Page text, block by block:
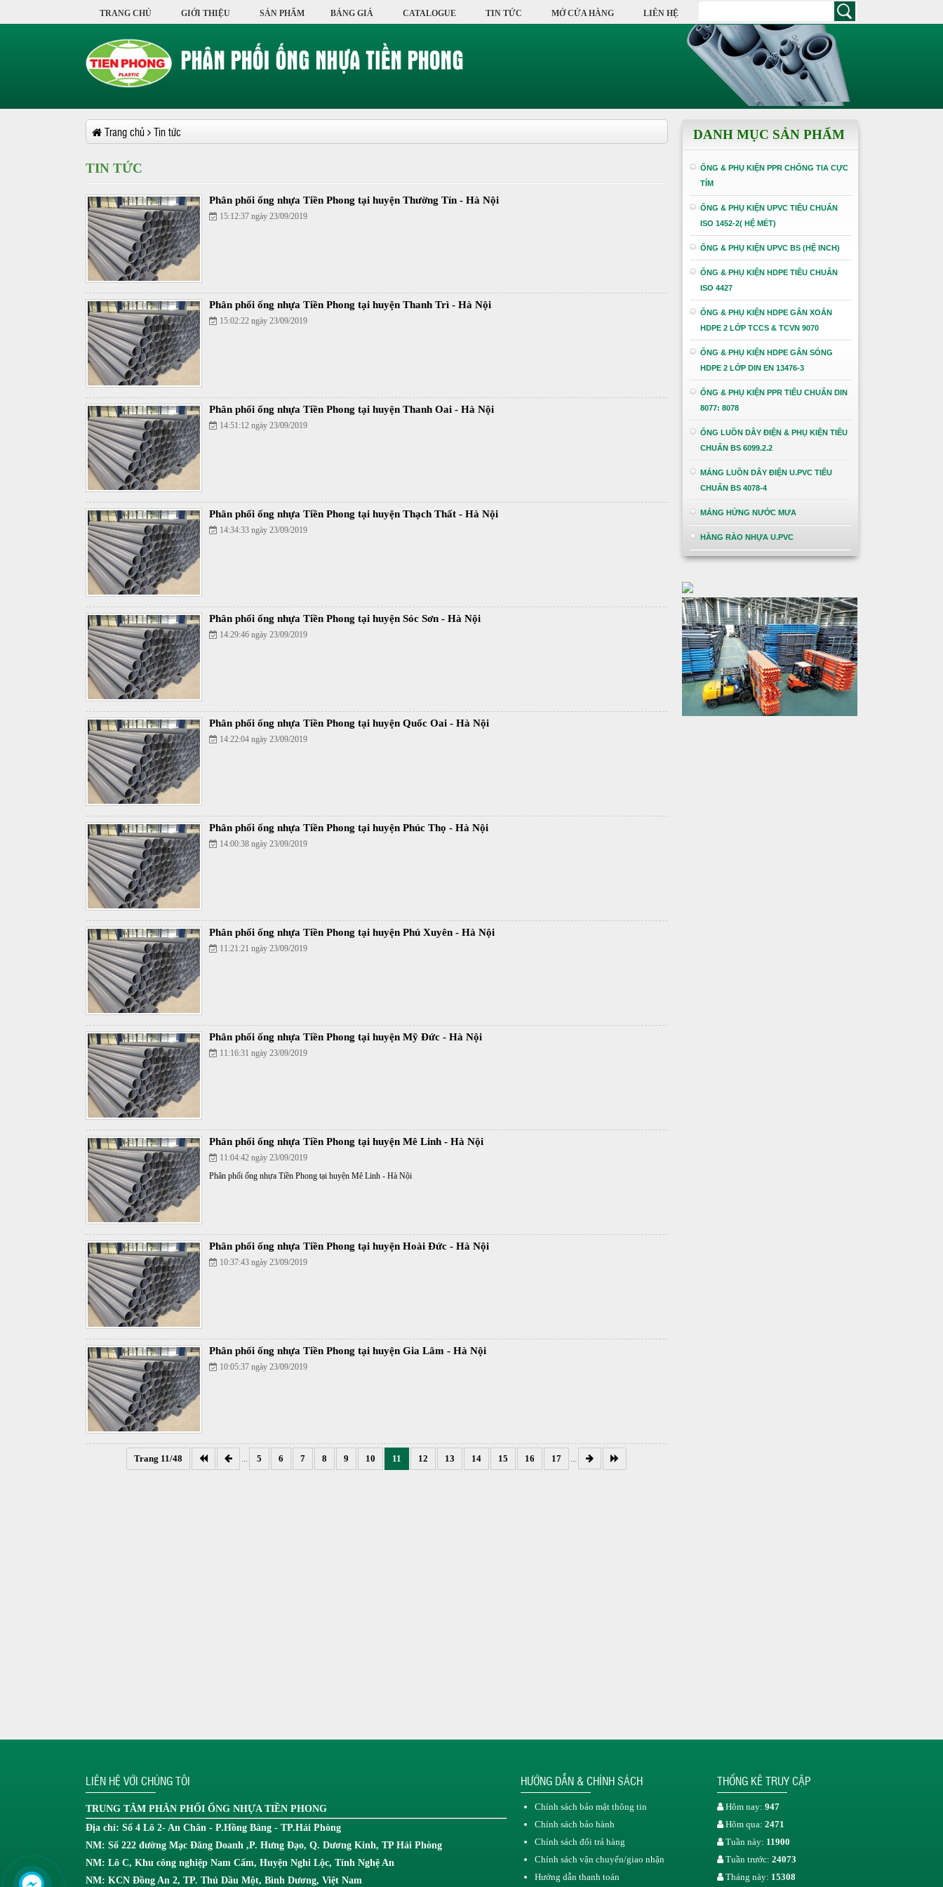
TRANG CHỦ GIỚI THIỆU SẢN PHẨM BẢNG GIÁ CATALOGUE TIN TỨC MỞ CỬA HÀNG LIÊN HỆ
Trang chủ Tin tức
TIN TỨC
Phân phối ống nhựa Tiền Phong tại huyện Thường Tín - Hà Nội
15:12:37 ngày 23/09/2019
Phân phối ống nhựa Tiền Phong tại huyện Thanh Trì - Hà Nội
15:02:22 ngày 23/09/2019
Phân phối ống nhựa Tiền Phong tại huyện Thanh Oai - Hà Nội
14:51:12 ngày 23/09/2019
Phân phối ống nhựa Tiền Phong tại huyện Thạch Thất - Hà Nội
14:34:33 ngày 23/09/2019
Phân phối ống nhựa Tiền Phong tại huyện Sóc Sơn - Hà Nội
14:29:46 ngày 23/09/2019
Phân phối ống nhựa Tiền Phong tại huyện Quốc Oai - Hà Nội
14:22:04 ngày 23/09/2019
Phân phối ống nhựa Tiền Phong tại huyện Phúc Thọ - Hà Nội
14:00:38 ngày 23/09/2019
Phân phối ống nhựa Tiền Phong tại huyện Phú Xuyên - Hà Nội
11:21:21 ngày 23/09/2019
Phân phối ống nhựa Tiền Phong tại huyện Mỹ Đức - Hà Nội
11:16:31 ngày 23/09/2019
Phân phối ống nhựa Tiền Phong tại huyện Mê Linh - Hà Nội
11:04:42 ngày 23/09/2019
Phân phối ống nhựa Tiền Phong tại huyện Mê Linh - Hà Nội
Phân phối ống nhựa Tiền Phong tại huyện Hoài Đức - Hà Nội
10:37:43 ngày 23/09/2019
Phân phối ống nhựa Tiền Phong tại huyện Gia Lâm - Hà Nội
10:05:37 ngày 23/09/2019
Trang 11/48 ... 5 6 7 8 9 10 11 12 13 14 15 16 17 ...
DANH MỤC SẢN PHẨM
ỐNG & PHỤ KIỆN PPR CHỐNG TIA CỰC
TÍM
ỐNG & PHỤ KIỆN UPVC TIÊU CHUẨN
ISO 1452-2( HỆ MÉT)
ỐNG & PHỤ KIỆN UPVC BS (HỆ INCH)
ỐNG & PHỤ KIỆN HDPE TIÊU CHUẨN
ISO 4427
ỐNG & PHỤ KIỆN HDPE GÂN XOẮN
HDPE 2 LỚP TCCS & TCVN 9070
ỐNG & PHỤ KIỆN HDPE GÂN SÓNG
HDPE 2 LỚP DIN EN 13476-3
ỐNG & PHỤ KIỆN PPR TIÊU CHUẨN DIN
8077: 8078
ỐNG LUỒN DÂY ĐIỆN & PHỤ KIỆN TIÊU
CHUẨN BS 6099.2.2
MÁNG LUỒN DÂY ĐIỆN U.PVC TIÊU
CHUẨN BS 4078-4
MÁNG HỨNG NƯỚC MƯA
HÀNG RÀO NHỰA U.PVC
THỐNG KÊ TRUY CẬP
Hôm nay: 947
Hôm qua: 2471
Tuần này: 11900
Tuần trước: 24073
Tháng này: 15308
HƯỚNG DẪN & CHÍNH SÁCH
Chính sách bảo mật thông tin
Chính sách bảo hành
Chính sách đổi trả hàng
Chính sách vận chuyển/giao nhận
Hướng dẫn thanh toán
LIÊN HỆ VỚI CHÚNG TÔI
TRUNG TÂM PHÂN PHỐI ỐNG NHỰA TIỀN PHONG
Địa chỉ: Số 4 Lô 2- An Chân - P.Hồng Bàng - TP.Hải Phòng
NM: Số 222 đường Mạc Đăng Doanh ,P. Hưng Đạo, Q. Dương Kinh, TP Hải Phòng
NM: Lô C, Khu công nghiệp Nam Cấm, Huyện Nghi Lộc, Tỉnh Nghệ An
NM: KCN Đồng An 2, TP. Thủ Dầu Một, Bình Dương, Việt Nam